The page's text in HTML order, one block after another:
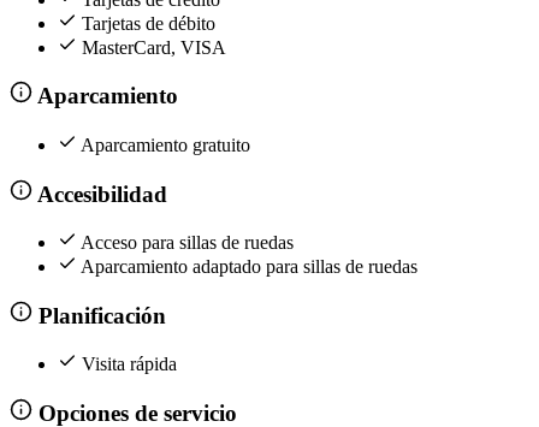
Tarjetas de débito
MasterCard, VISA
Aparcamiento
Aparcamiento gratuito
Accesibilidad
Acceso para sillas de ruedas
Aparcamiento adaptado para sillas de ruedas
Planificación
Visita rápida
Opciones de servicio